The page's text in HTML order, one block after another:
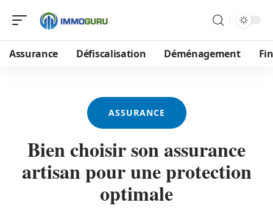
Assurance Défiscalisation Déménagement
ASSURANCE
Bien choisir son assurance
artisan pour une protection
optimale